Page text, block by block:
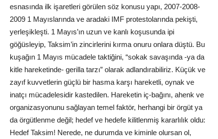
esnasında ilk işaretleri görülen söz konusu yapı, 2007-2008-
2009 1 Mayıslarında ve aradaki IMF protestolarında pekişti,
yerleşikleşti. 1 Mayıs’ın uzun ve kanlı koşusunda ipi
göğüsleyip, Taksim’in zincirlerini kırma onuru onlara düştü. Bu
kuşağın 1 Mayıs mücadele taktiğini, “sokak savaşında -ya da
kitle hareketinde- gerilla tarzı” olarak adlandırabiliriz. Küçük ve
zayıf kuvvetlerin güçlü bir hasma karşı hareketli, oynak ve
inatçı mücadelesidir kastedilen. Hareketin iç-bağını, ahenk ve
organizasyonunu sağlayan temel faktör, herhangi bir örgüt ya
da örgütlenme değil; hedef ve hedefe kilitlenmiş kararlılık oldu:
Hedef Taksim! Nerede, ne durumda ve kiminle olursan ol,